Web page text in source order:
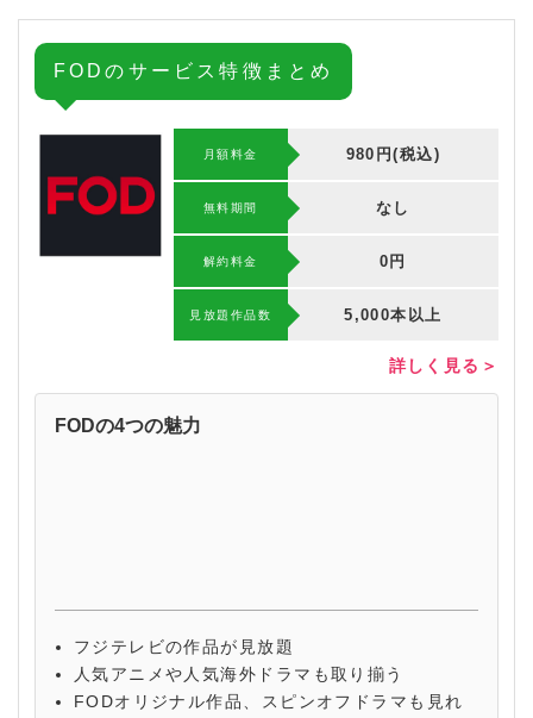
FODのサービス特徴まとめ
月額料金 980円(税込)
無料期間 なし
解約料⾦ 0円
⾒放題作品数 5,000本以上
詳しく見る＞
FODの4つの魅力
フジテレビの作品が見放題
人気アニメや人気海外ドラマも取り揃う
FODオリジナル作品、スピンオフドラマも見れ